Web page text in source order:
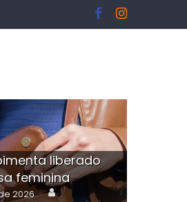
liberado
feminina
2026 Author